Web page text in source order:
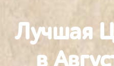
Лучшая